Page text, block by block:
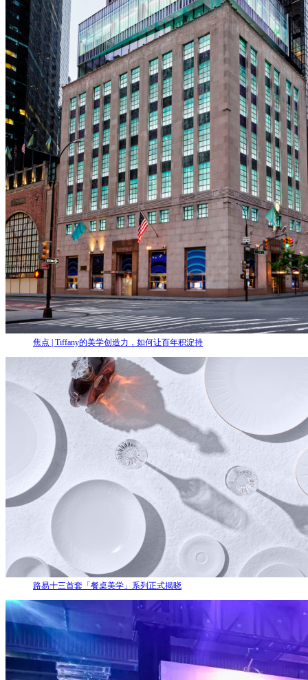
焦点 | Tiffany的美学创造力，如何让百年积淀持
路易十三首套「餐桌美学」系列正式揭晓